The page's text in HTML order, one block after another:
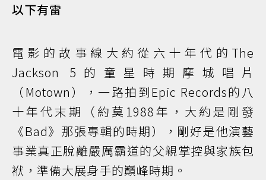
以下有雷
電影的故事線大約從六十年代的The
Jackson 5的童星時期摩城唱片
（Motown），一路拍到Epic Records的八
十年代末期（約莫1988年，大約是剛發
《Bad》那張專輯的時期），剛好是他演藝
事業真正脫離嚴厲霸道的父親掌控與家族包
袱，準備大展身手的巔峰時期。